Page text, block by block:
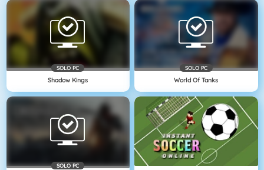
SOLO PC
Shadow Kings
SOLO PC
World Of Tanks
SOLO PC